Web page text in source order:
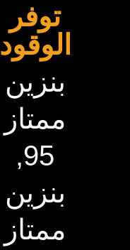
توفر
الوقود
بنزين
ممتاز
95,
بنزين
ممتاز